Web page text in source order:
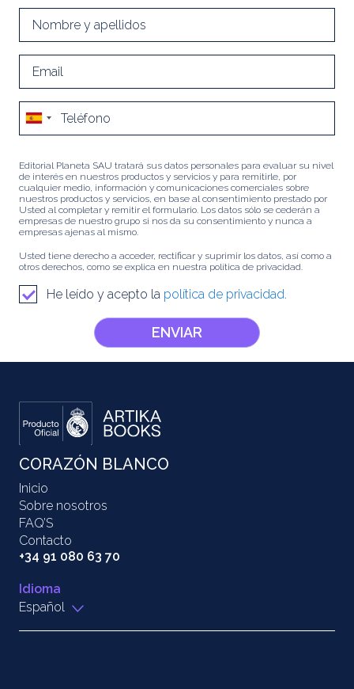
Editorial Planeta SAU tratará sus datos personales para evaluar su nivel
de interés en nuestros productos y servicios y para remitirle, por
cualquier medio, información y comunicaciones comerciales sobre
nuestros productos y servicios, en base al consentimiento prestado por
Usted al completar y remitir el formulario. Los datos sólo se cederán a
empresas de nuestro grupo si nos da su consentimiento y nunca a
empresas ajenas al mismo.
Usted tiene derecho a acceder, rectificar y suprimir los datos, así como a
otros derechos, como se explica en nuestra política de privacidad.
He leído y acepto la política de privacidad.
ENVIAR
CORAZÓN BLANCO
Inicio
Sobre nosotros
FAQ’S
Contacto
+34 91 080 63 70
Idioma
Español